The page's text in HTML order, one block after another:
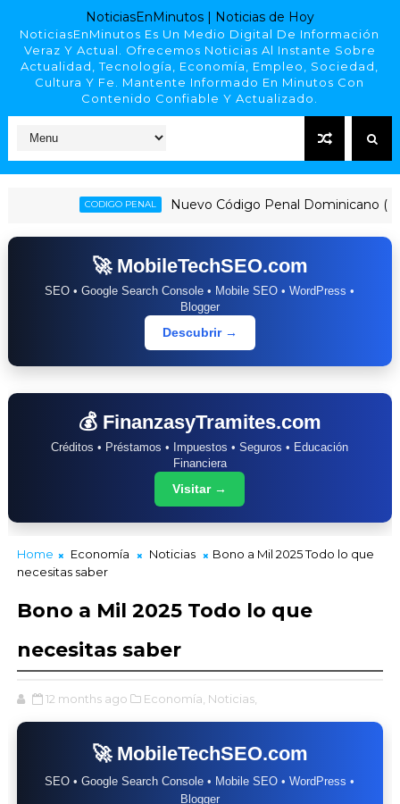
NoticiasEnMinutos | Noticias de Hoy
NoticiasEnMinutos Es Un Medio Digital De Información
Veraz Y Actual. Ofrecemos Noticias Al Instante Sobre
Actualidad, Tecnología, Economía, Empleo, Sociedad,
Cultura Y Fe. Mantente Informado En Minutos Con
Contenido Confiable Y Actualizado.
CODIGO PENAL Nuevo Código Penal Dominicano (Ley 74-
🚀 MobileTechSEO.com
SEO • Google Search Console • Mobile SEO • WordPress •
Blogger
Descubrir →
💰 FinanzasyTramites.com
Créditos • Préstamos • Impuestos • Seguros • Educación
Financiera
Visitar →
Home Economía Noticias
Bono a Mil 2025 Todo lo que
necesitas saber
Bono a Mil 2025 Todo lo que
necesitas saber
12 months ago Economía, Noticias,
🚀 MobileTechSEO.com
SEO • Google Search Console • Mobile SEO • WordPress •
Blogger